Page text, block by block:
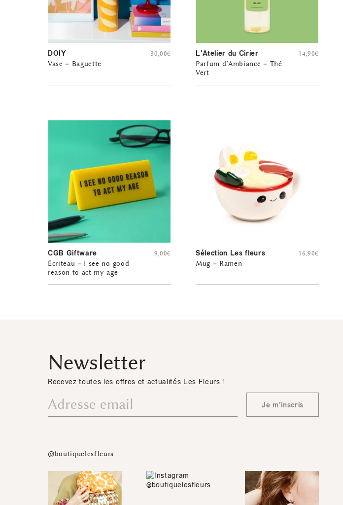
DOIY
Vase – Baguette
30,00€ L'Atelier du Cirier
Parfum d’Ambiance – Thé
Vert
14,90€
CGB Giftware
Écriteau – I see no good
reason to act my age
9,00€ Sélection Les fleurs
Mug – Ramen
16,90€
Newsletter
Recevez toutes les offres et actualités Les Fleurs !
Je m'inscris
@boutiquelesfleurs